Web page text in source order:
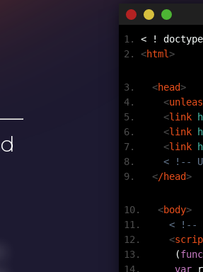
< !
<html>
<head>
<
<link
<link
<link
< !--
</head>
<body>
< !--
<
(
var